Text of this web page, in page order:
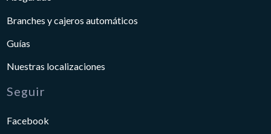
Branches y cajeros automáticos
Guías
Nuestras localizaciones
Seguir
Facebook